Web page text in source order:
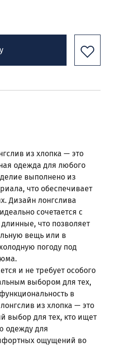
из хлопка — это
одежда для любого
выполнено из
что обеспечивает
Дизайн лонгслива
сочетается с
что позволяет
вещь или в
погоду под
и не требует особого
выбором для тех,
в
из хлопка — это
выбор для тех, кто ищет
одежду для
ощущений во